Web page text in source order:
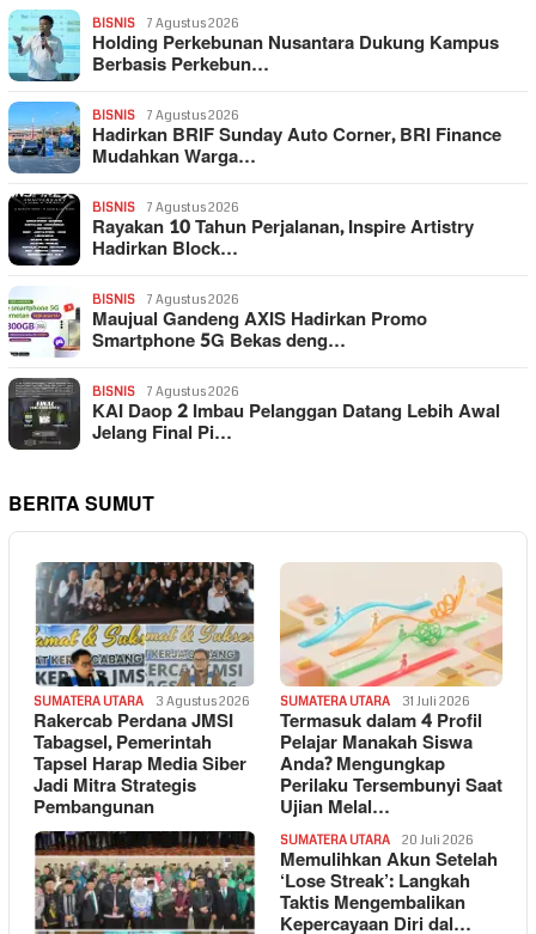
BISNIS 7 Agustus 2026
Holding Perkebunan Nusantara Dukung Kampus
Berbasis Perkebun…
BISNIS 7 Agustus 2026
Hadirkan BRIF Sunday Auto Corner, BRI Finance
Mudahkan Warga…
BISNIS 7 Agustus 2026
Rayakan 10 Tahun Perjalanan, Inspire Artistry
Hadirkan Block…
BISNIS 7 Agustus 2026
Maujual Gandeng AXIS Hadirkan Promo
Smartphone 5G Bekas deng…
BISNIS 7 Agustus 2026
KAI Daop 2 Imbau Pelanggan Datang Lebih Awal
Jelang Final Pi…
BERITA SUMUT
SUMATERA UTARA 3 Agustus 2026
Rakercab Perdana JMSI
Tabagsel, Pemerintah
Tapsel Harap Media Siber
Jadi Mitra Strategis
Pembangunan
SUMATERA UTARA 31 Juli 2026
Termasuk dalam 4 Profil
Pelajar Manakah Siswa
Anda? Mengungkap
Perilaku Tersembunyi Saat
Ujian Melal…
SUMATERA UTARA 20 Juli 2026
Memulihkan Akun Setelah
‘Lose Streak’: Langkah
Taktis Mengembalikan
Kepercayaan Diri dal…